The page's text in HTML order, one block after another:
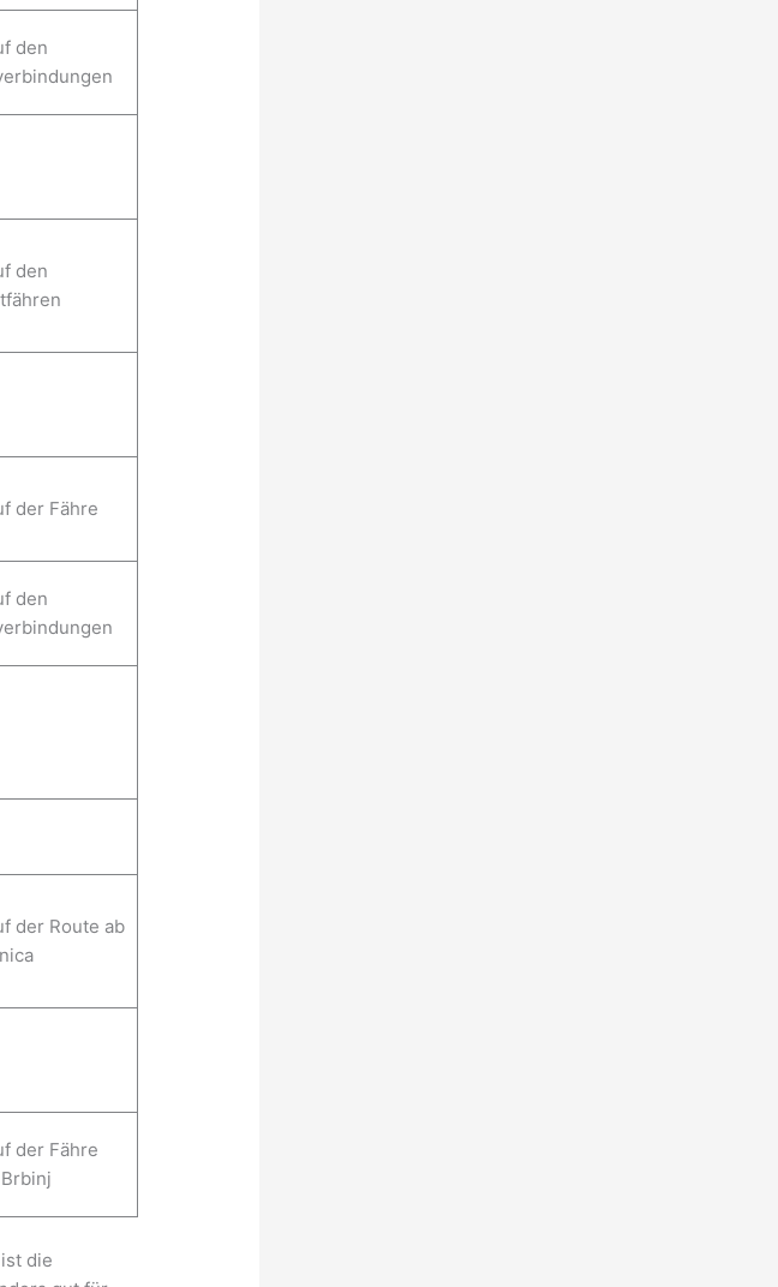
den
den
der Fähre
den
der Route ab
der Fähre
die